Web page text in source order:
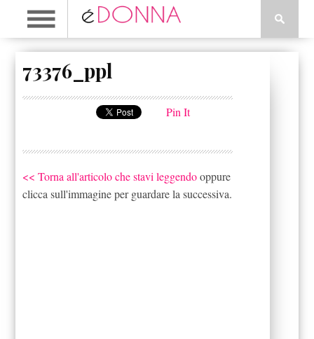
73376_ppl
Pin It
<< Torna all'articolo che stavi leggendooppure
clicca sull'immagine per guardare la successiva.